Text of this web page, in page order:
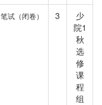
笔试（闭卷） 3
少
院1
秋
选
修
课
程
组